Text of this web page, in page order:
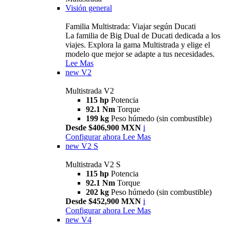
Visión general
Familia Multistrada: Viajar según Ducati
La familia de Big Dual de Ducati dedicada a los
viajes. Explora la gama Multistrada y elige el
modelo que mejor se adapte a tus necesidades.
Lee Mas
new V2
Multistrada V2
115 hp Potencia
92.1 Nm Torque
199 kg Peso húmedo (sin combustible)
Desde $406,900 MXN i
Configurar ahora Lee Mas
new V2 S
Multistrada V2 S
115 hp Potencia
92.1 Nm Torque
202 kg Peso húmedo (sin combustible)
Desde $452,900 MXN i
Configurar ahora Lee Mas
new V4